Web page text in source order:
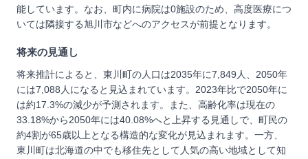
能しています。なお、町内に病院は0施設のため、高度医療につ
いては隣接する旭川市などへのアクセスが前提となります。
将来の見通し
将来推計によると、東川町の人口は2035年に7,849人、2050年
には7,088人になると見込まれています。2023年比で2050年に
は約17.3%の減少が予測されます。また、高齢化率は現在の
33.18%から2050年には40.08%へと上昇する見通しで、町民の
約4割が65歳以上となる構造的な変化が見込まれます。一方、
東川町は北海道の中でも移住先として人気の高い地域として知